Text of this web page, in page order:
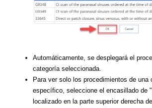
Automáticamente, se desplegará el
categoría seleccionada.
Para ver solo los procedimientos de una
específico, seleccione el encasillado de
localizado en la parte superior derecha